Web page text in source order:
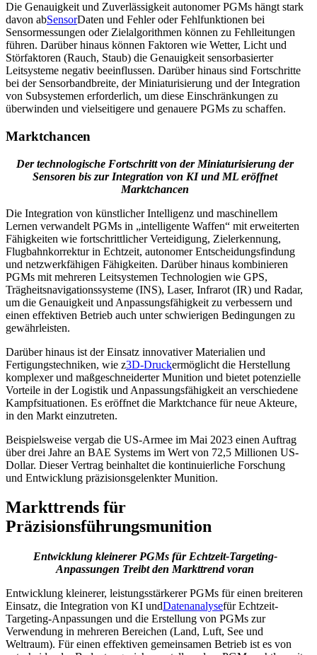
Die Genauigkeit und Zuverlässigkeit autonomer PGMs hängt stark
davon abSensorDaten und Fehler oder Fehlfunktionen bei
Sensormessungen oder Zielalgorithmen können zu Fehlleitungen
führen. Darüber hinaus können Faktoren wie Wetter, Licht und
Störfaktoren (Rauch, Staub) die Genauigkeit sensorbasierter
Leitsysteme negativ beeinflussen. Darüber hinaus sind Fortschritte
bei der Sensorbandbreite, der Miniaturisierung und der Integration
von Subsystemen erforderlich, um diese Einschränkungen zu
überwinden und vielseitigere und genauere PGMs zu schaffen.
Marktchancen
Der technologische Fortschritt von der Miniaturisierung der
Sensoren bis zur Integration von KI und ML eröffnet
Marktchancen
Die Integration von künstlicher Intelligenz und maschinellem
Lernen verwandelt PGMs in „intelligente Waffen“ mit erweiterten
Fähigkeiten wie fortschrittlicher Verteidigung, Zielerkennung,
Flugbahnkorrektur in Echtzeit, autonomer Entscheidungsfindung
und netzwerkfähigen Fähigkeiten. Darüber hinaus kombinieren
PGMs mit mehreren Leitsystemen Technologien wie GPS,
Trägheitsnavigationssysteme (INS), Laser, Infrarot (IR) und Radar,
um die Genauigkeit und Anpassungsfähigkeit zu verbessern und
einen effektiven Betrieb auch unter schwierigen Bedingungen zu
gewährleisten.
Darüber hinaus ist der Einsatz innovativer Materialien und
Fertigungstechniken, wie z3D-Druckermöglicht die Herstellung
komplexer und maßgeschneiderter Munition und bietet potenzielle
Vorteile in der Logistik und Anpassungsfähigkeit an verschiedene
Kampfsituationen. Es eröffnet die Marktchance für neue Akteure,
in den Markt einzutreten.
Beispielsweise vergab die US-Armee im Mai 2023 einen Auftrag
über drei Jahre an BAE Systems im Wert von 72,5 Millionen US-
Dollar. Dieser Vertrag beinhaltet die kontinuierliche Forschung
und Entwicklung präzisionsgelenkter Munition.
Markttrends für
Präzisionsführungsmunition
Entwicklung kleinerer PGMs für Echtzeit-Targeting-
Anpassungen Treibt den Markttrend voran
Entwicklung kleinerer, leistungsstärkerer PGMs für einen breiteren
Einsatz, die Integration von KI undDatenanalysefür Echtzeit-
Targeting-Anpassungen und die Erstellung von PGMs zur
Verwendung in mehreren Bereichen (Land, Luft, See und
Weltraum). Für einen effektiven gemeinsamen Betrieb ist es von